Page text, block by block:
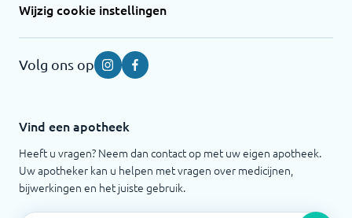
Wijzig cookie instellingen
Volg ons op InstagramFacebook
Vind een apotheek
Heeft u vragen? Neem dan contact op met uw eigen apotheek.
Uw apotheker kan u helpen met vragen over medicijnen,
bijwerkingen en het juiste gebruik.